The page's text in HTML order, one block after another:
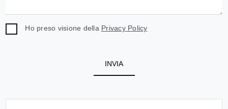
Ho preso visione della Privacy Policy
INVIA